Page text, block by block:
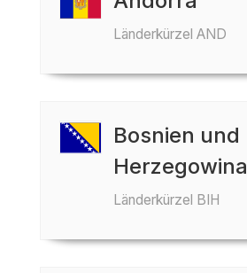
Länderkürzel AND
Bosnien und
Herzegowina
Länderkürzel BIH